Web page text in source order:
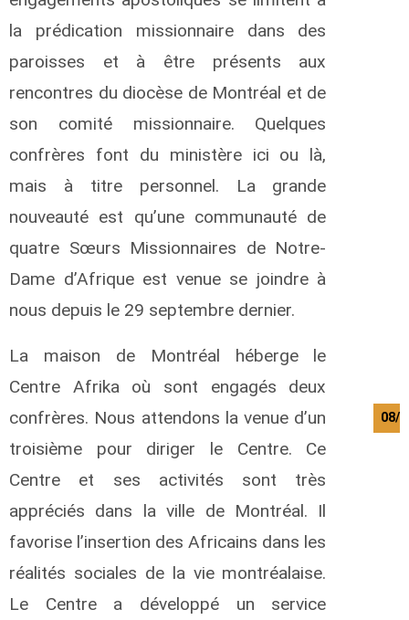
la prédication missionnaire dans des
paroisses et à être présents aux
rencontres du diocèse de Montréal et de
son comité missionnaire. Quelques
confrères font du ministère ici ou là,
mais à titre personnel. La grande
nouveauté est qu’une communauté de
quatre Sœurs Missionnaires de Notre-
Dame d’Afrique est venue se joindre à
nous depuis le 29 septembre dernier.
La maison de Montréal héberge le
Centre Afrika où sont engagés deux
confrères. Nous attendons la venue d’un
troisième pour diriger le Centre. Ce
Centre et ses activités sont très
appréciés dans la ville de Montréal. Il
favorise l’insertion des Africains dans les
réalités sociales de la vie montréalaise.
Le Centre a développé un service
08/